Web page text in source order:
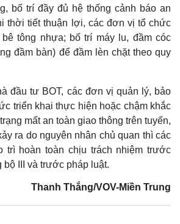
bố trí đầy đủ hệ thống cảnh báo an
thời tiết thuận lợi, các đơn vị tổ chức
tông nhựa; bố trí máy lu, đầm cóc
đầm bàn) để đầm lèn chặt theo quy
đầu tư BOT, các đơn vị quản lý, bảo
triển khai thực hiện hoặc chậm khắc
mất an toàn giao thông trên tuyến,
ra do nguyên nhân chủ quan thì các
trì hoàn toàn chịu trách nhiệm trước
III và trước pháp luật.
Thanh Thắng/VOV-Miền Trung